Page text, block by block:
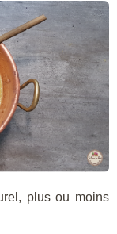
plus ou moins